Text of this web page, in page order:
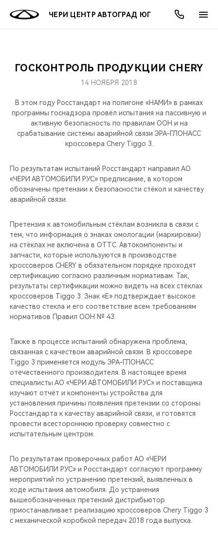
ЧЕРИ ЦЕНТР АВТОГРАД ЮГ
МОДЕЛИ
КРОССОВЕРЫ
НОВИНКИ
ПОКУПАТЕЛЯМ
КРЕДИТ И СТРАХОВАНИЕ
ВЛАДЕЛЬЦАМ
ЗАПЧАСТИ И АКСЕССУАРЫ
CHERY CONNECT
МИР CHERY
О БРЕНДЕ
CHERY В СОЦСЕТЯХ
ЛЮДИ CHERY
БЛАГОТВОРИТЕЛЬНОСТЬ
CHERY REMOTE
CHERY И СПОРТ
НАШИ МЕРОПРИЯТИЯ
ВИДЕООБЗОРЫ
CHERY ДЛЯ ДЕТЕЙ
АКЦИИ
ОНЛАЙН СЕРВИСЫ
КРЕДИТ
О КОМПАНИИ
МЫ В СОЦСЕТЯХ
ГОСКОНТРОЛЬ ПРОДУКЦИИ CHERY
14 НОЯБРЯ 2018
В этом году Росстандарт на полигоне «НАМИ» в рамках
программы госнадзора провёл испытания на пассивную и
активную безопасность по правилам ООН и на
срабатывание системы аварийной связи ЭРА-ГЛОНАСС
кроссовера Chery Tiggo 3.
По результатам испытаний Росстандарт направил АО
«ЧЕРИ АВТОМОБИЛИ РУС» предписание, в котором
обозначены претензии к безопасности стёкол и качеству
аварийной связи.
Претензия к автомобильным стёклам возникла в связи с
тем, что информация о знаках омологации (маркировки)
на стёклах не включена в ОТТС. Автокомпоненты и
запчасти, которые используются в производстве
кроссоверов CHERY в обязательном порядке проходят
сертификацию согласно различным нормативам. Так,
результаты сертификации можно видеть на всех стёклах
кроссоверов Tiggo 3. Знак «E» подтверждает высокое
качество стекла и его соответствие всем требованиям
нормативов Правил ООН № 43.
Также в процессе испытаний обнаружена проблема,
связанная с качеством аварийной связи. В кроссовере
Tiggo 3 применяется модуль ЭРА-ГЛОНАСС
отечественного производителя. В настоящее время
специалисты АО «ЧЕРИ АВТОМОБИЛИ РУС» и поставщика
изучают отчёт и компоненты устройства для
установления причины появления претензии со стороны
Росстандарта к качеству аварийной связи, и готовятся
провести всестороннюю проверку совместно с
испытательным центром.
По результатам проверочных работ АО «ЧЕРИ
АВТОМОБИЛИ РУС» и Росстандарт согласуют программу
мероприятий по устранению претензий, выявленных в
ходе испытания автомобиля. До устранения
вышеобозначенных претензий дистрибьютор
приостанавливает реализацию кроссоверов Chery Tiggo 3
с механической коробкой передач 2018 года выпуска.